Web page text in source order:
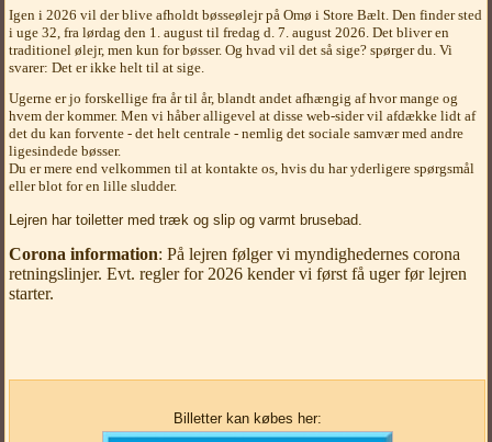
Igen i 2026 vil der blive afholdt bøsseølejr på Omø i Store Bælt. Den finder sted
i uge 32, fra lørdag den 1. august til fredag d. 7. august 2026. Det bliver en
traditionel ølejr, men kun for bøsser. Og hvad vil det så sige? spørger du. Vi
svarer: Det er ikke helt til at sige.
Ugerne er jo forskellige fra år til år, blandt andet afhængig af hvor mange og
hvem der kommer. Men vi håber alligevel at disse web-sider vil afdække lidt af
det du kan forvente - det helt centrale - nemlig det sociale samvær med andre
ligesindede bøsser.
Du er mere end velkommen til at kontakte os, hvis du har yderligere spørgsmål
eller blot for en lille sludder.
Lejren har toiletter med træk og slip og varmt brusebad.
Corona information: På lejren følger vi myndighedernes corona
retningslinjer. Evt. regler for 2026 kender vi først få uger før lejren
starter.
Billetter kan købes her: